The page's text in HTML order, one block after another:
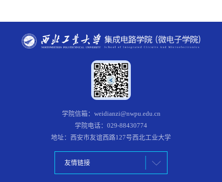
学院信箱：weidianzi@nwpu.edu.cn
学院电话：029-88430774
地址：西安市友谊西路127号西北工业大学
友情链接